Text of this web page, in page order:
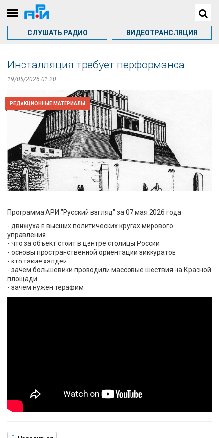
СЛУШАТЬ РАДИО ВИДЕОТРАНСЛЯЦИЯ
Инсталляция требует перформанса
19/05/2026 01:20
РЕДАКЦИОННЫЕ МАТЕРИАЛЫ
Программа АРИ "Русский взгляд" за 07 мая 2026 года
- движуха в высших политических кругах мирового
управления
- что за объект стоит в центре столицы России
- основы пространственной ориентации зиккуратов
- кто такие халдеи
- зачем большевики проводили массовые шествия на Красной
площади
- зачем нужен терафим